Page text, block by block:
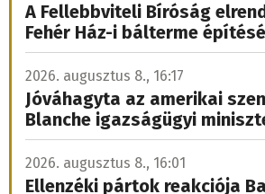
A Fellebbviteli Bíróság
Fehér Ház-i bálterme
2026. augusztus 8., 16:17
Jóváhagyta az amerikai
Blanche igazságügyi
2026. augusztus 8., 16:01
Ellenzéki pártok reakciója